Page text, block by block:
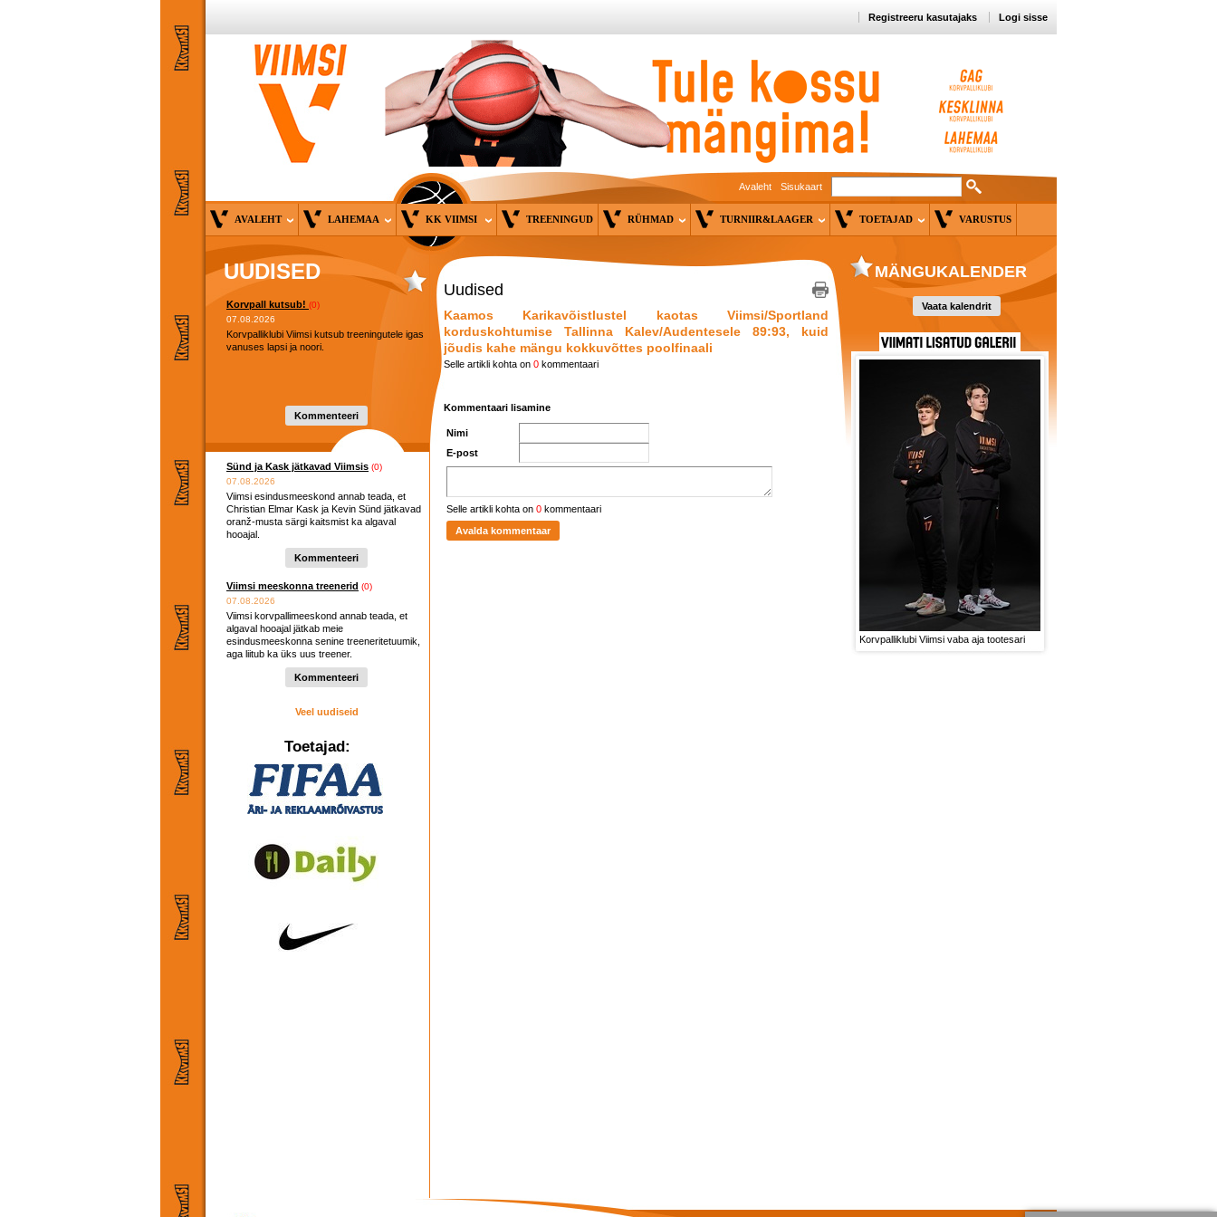
Registreeru kasutajaks Logi sisse
Avaleht Sisukaart
AVALEHT LAHEMAA KK VIIMSI TREENINGUD RÜHMAD TURNIIR&LAAGER TOETAJAD VARUSTUS
UUDISED
Korvpall kutsub! (0)
07.08.2026
Korvpalliklubi Viimsi kutsub treeningutele igas
vanuses lapsi ja noori.
Kommenteeri
Sünd ja Kask jätkavad Viimsis (0)
07.08.2026
Viimsi esindusmeeskond annab teada, et
Christian Elmar Kask ja Kevin Sünd jätkavad
oranž-musta särgi kaitsmist ka algaval
hooajal.
Kommenteeri
Viimsi meeskonna treenerid (0)
07.08.2026
Viimsi korvpallimeeskond annab teada, et
algaval hooajal jätkab meie
esindusmeeskonna senine treeneritetuumik,
aga liitub ka üks uus treener.
Kommenteeri
Veel uudiseid
Toetajad:
Uudised
Kaamos Karikavõistlustel kaotas Viimsi/Sportland
korduskohtumise Tallinna Kalev/Audentesele 89:93, kuid
jõudis kahe mängu kokkuvõttes poolfinaali
Selle artikli kohta on 0 kommentaari
Kommentaari lisamine
Nimi
E-post
Selle artikli kohta on 0 kommentaari
MÄNGUKALENDER
Vaata kalendrit
Korvpalliklubi Viimsi vaba aja tootesari